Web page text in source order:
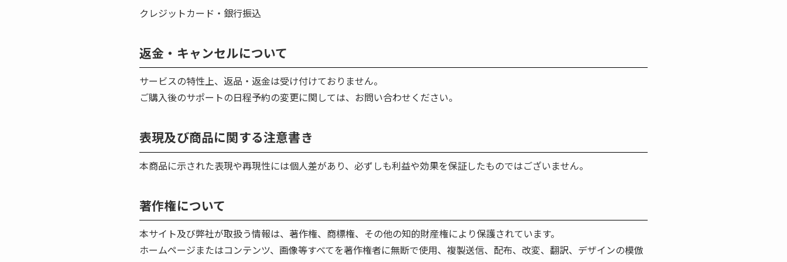
クレジットカード・銀行振込
返金・キャンセルについて
サービスの特性上、返品・返金は受け付けておりません。
ご購入後のサポートの日程予約の変更に関しては、お問い合わせください。
表現及び商品に関する注意書き
本商品に示された表現や再現性には個人差があり、必ずしも利益や効果を保証したものではございません。
著作権について
本サイト及び弊社が取扱う情報は、著作権、商標権、その他の知的財産権により保護されています。
ホームページまたはコンテンツ、画像等すべてを著作権者に無断で使用、複製送信、配布、改変、翻訳、デザインの模倣